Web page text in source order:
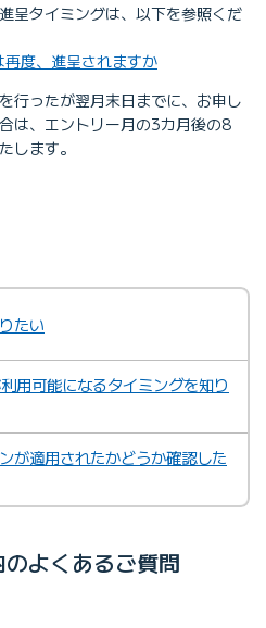
呈タイミングは、以下を参照くだ
度、進呈されますか
行ったが翌月末日までに、お申し
は、エントリー月の3カ月後の8
します。
たい
用可能になるタイミングを知り
が適用されたかどうか確認した
よくあるご質問